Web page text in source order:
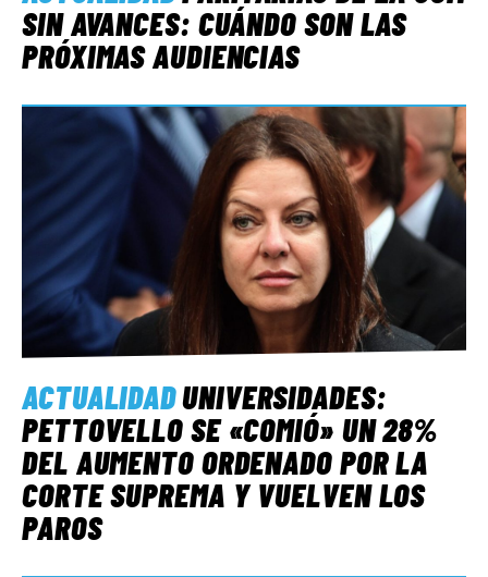
SIN AVANCES: CUÁNDO SON LAS
PRÓXIMAS AUDIENCIAS
ACTUALIDADUNIVERSIDADES:
PETTOVELLO SE «COMIÓ» UN 28%
DEL AUMENTO ORDENADO POR LA
CORTE SUPREMA Y VUELVEN LOS
PAROS